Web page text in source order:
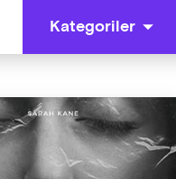
Kategoriler